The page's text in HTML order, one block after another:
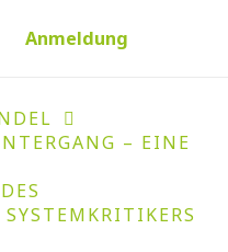
Anmeldung
– EINE